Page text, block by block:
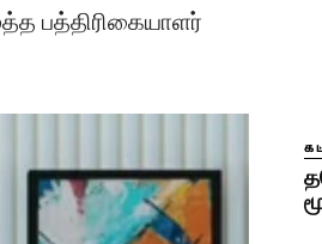
பத்திரிகையாளர்